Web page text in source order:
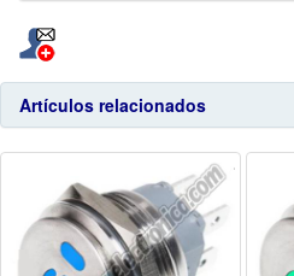
Artículos relacionados